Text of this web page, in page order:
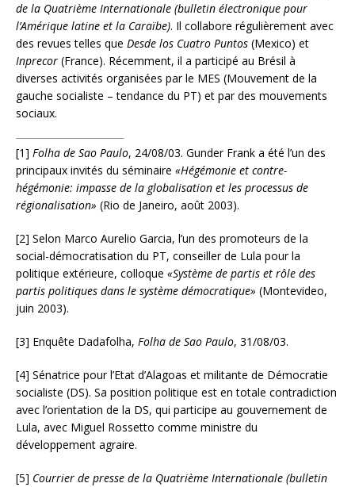
de la Quatrième Internationale (bulletin électronique pour
l’Amérique latine et la Caraïbe). Il collabore régulièrement avec
des revues telles que Desde los Cuatro Puntos (Mexico) et
Inprecor (France). Récemment, il a participé au Brésil à
diverses activités organisées par le MES (Mouvement de la
gauche socialiste – tendance du PT) et par des mouvements
sociaux.
[1] Folha de Sao Paulo, 24/08/03. Gunder Frank a été l’un des
principaux invités du séminaire «Hégémonie et contre-
hégémonie: impasse de la globalisation et les processus de
régionalisation» (Rio de Janeiro, août 2003).
[2] Selon Marco Aurelio Garcia, l’un des promoteurs de la
social-démocratisation du PT, conseiller de Lula pour la
politique extérieure, colloque «Système de partis et rôle des
partis politiques dans le système démocratique» (Montevideo,
juin 2003).
[3] Enquête Dadafolha, Folha de Sao Paulo, 31/08/03.
[4] Sénatrice pour l’Etat d’Alagoas et militante de Démocratie
socialiste (DS). Sa position politique est en totale contradiction
avec l’orientation de la DS, qui participe au gouvernement de
Lula, avec Miguel Rossetto comme ministre du
développement agraire.
[5] Courrier de presse de la Quatrième Internationale (bulletin